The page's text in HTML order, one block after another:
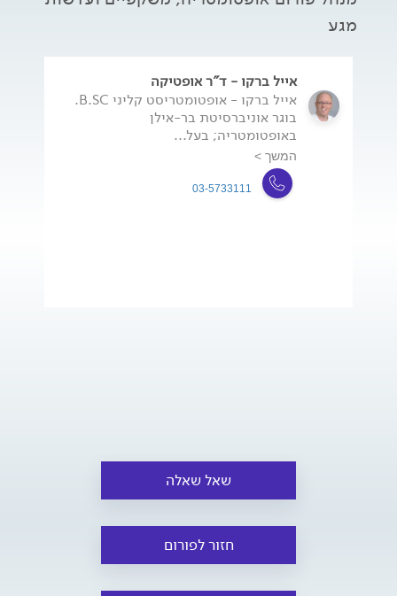
מגע
אייל ברקו - ד"ר אופטיקה
אייל ברקו - אופטומטריסט קליני B.SC.
בוגר אוניברסיטת בר-אילן
באופטומטריה; בעל...
המשך >
03-5733111
שאל שאלה
חזור לפורום